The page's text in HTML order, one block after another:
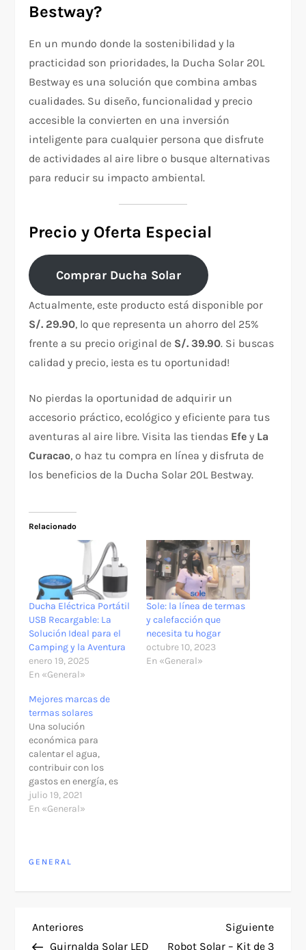
Bestway?
En un mundo donde la sostenibilidad y la
practicidad son prioridades, la Ducha Solar 20L
Bestway es una solución que combina ambas
cualidades. Su diseño, funcionalidad y precio
accesible la convierten en una inversión
inteligente para cualquier persona que disfrute
de actividades al aire libre o busque alternativas
para reducir su impacto ambiental.
Precio y Oferta Especial
Comprar Ducha Solar
Actualmente, este producto está disponible por
S/. 29.90, lo que representa un ahorro del 25%
frente a su precio original de S/. 39.90. Si buscas
calidad y precio, ¡esta es tu oportunidad!
No pierdas la oportunidad de adquirir un
accesorio práctico, ecológico y eficiente para tus
aventuras al aire libre. Visita las tiendas Efe y La
Curacao, o haz tu compra en línea y disfruta de
los beneficios de la Ducha Solar 20L Bestway.
Relacionado
Ducha Eléctrica Portátil
USB Recargable: La
Solución Ideal para el
Camping y la Aventura
enero 19, 2025
En «General»
Sole: la línea de termas
y calefacción que
necesita tu hogar
octubre 10, 2023
En «General»
Mejores marcas de
termas solares
Una solución
económica para
calentar el agua,
contribuir con los
gastos en energía, es
conociendo las mejores
marcas de termas
de calentar el agua,
momento del día,
inclusive…
julio 19, 2021
En «General»
GENERAL
N
Entrada
anterior
Anteriores
Guirnalda Solar LED
Siguiente
Robot Solar – Kit de 3